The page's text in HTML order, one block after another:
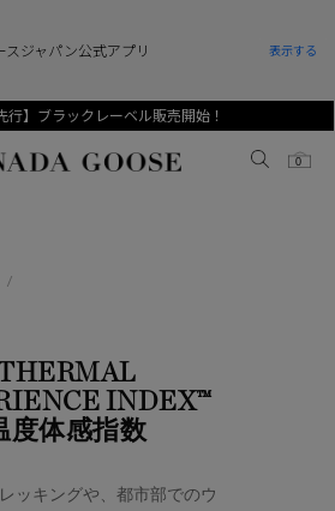
行】ブラックレーベル販売開始！
Canada Goose
0
歳)
GOOSE Generationsは、アウター
受け継いでいきます。
/
INDEX™
度体感指数
ッキングや、都市部でのウ
スジャパン公式アプリ 表示する